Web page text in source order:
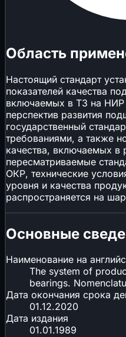
Область
Настоящий стандарт
показателей качества
включаемых в ТЗ на
перспектив развития
государственный
требованиями, а также
качества, включаемых в
пересматриваемые
ОКР, технические
уровня и качества
распространяется на
Основные
Наименование на
The system of
bearings.
Дата окончания срока
01.12.2020
Дата издания
01.01.1989